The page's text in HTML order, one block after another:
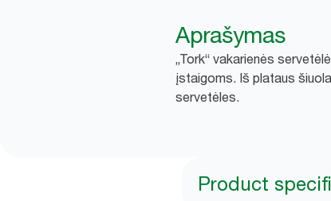
Aprašymas
„Tork“ vakarienės
įstaigoms. Iš plataus
servetėles.
Product